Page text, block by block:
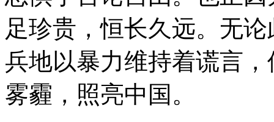
足珍贵，恒长久远。无
兵地以暴力维持着谎言
雾霾，照亮中国。